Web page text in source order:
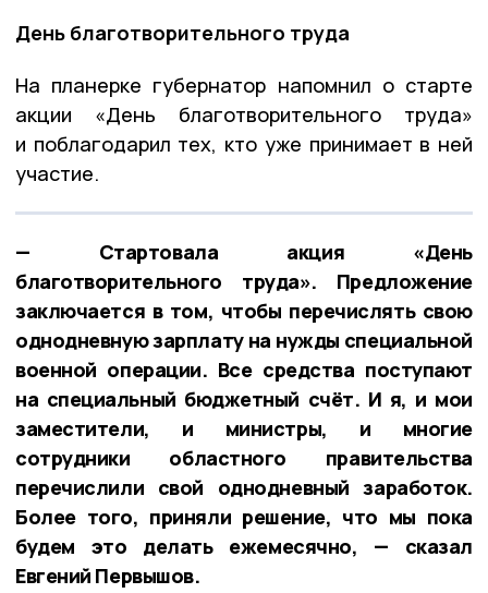
День благотворительного труда
На планерке губернатор напомнил о старте
акции «День благотворительного труда»
и поблагодарил тех, кто уже принимает в ней
участие.
— Стартовала акция «День
благотворительного труда». Предложение
заключается в том, чтобы перечислять свою
однодневную зарплату на нужды специальной
военной операции. Все средства поступают
на специальный бюджетный счёт. И я, и мои
заместители, и министры, и многие
сотрудники областного правительства
перечислили свой однодневный заработок.
Более того, приняли решение, что мы пока
будем это делать ежемесячно, — сказал
Евгений Первышов.